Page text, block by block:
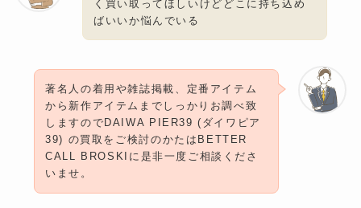
く買い取ってほしいけどどこに持ち込め
ばいいか悩んでいる
著名人の着用や雑誌掲載、定番アイテム
から新作アイテムまでしっかりお調べ致
しますのでDAIWA PIER39 (ダイワピア
39) の買取をご検討のかたはBETTER
CALL BROSKIに是非一度ご相談くださ
いませ。